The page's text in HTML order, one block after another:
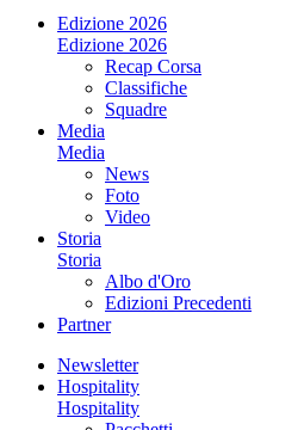
Edizione 2026
Edizione 2026
Recap Corsa
Classifiche
Squadre
Media
Media
News
Foto
Video
Storia
Storia
Albo d'Oro
Edizioni Precedenti
Partner
Newsletter
Hospitality
Hospitality